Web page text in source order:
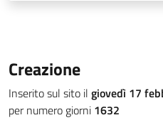
Creazione
Inserito sul sito il giovedì 17
per numero giorni 1632